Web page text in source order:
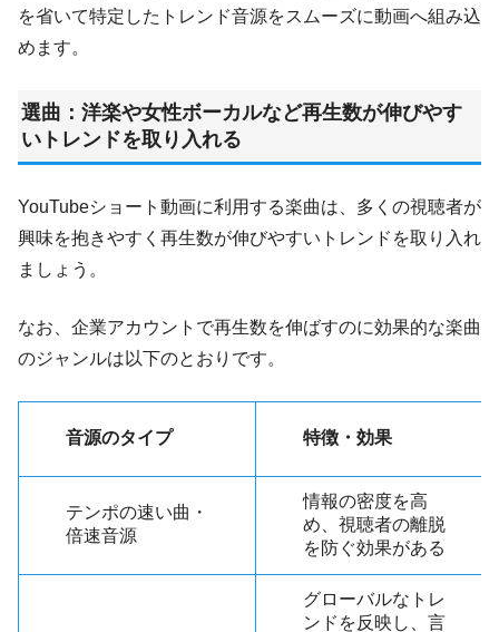
を省いて特定したトレンド音源をスムーズに動画へ組み込
めます。
選曲：洋楽や女性ボーカルなど再生数が伸びやす
いトレンドを取り入れる
YouTubeショート動画に利用する楽曲は、多くの視聴者が
興味を抱きやすく再生数が伸びやすいトレンドを取り入れ
ましょう。
なお、企業アカウントで再生数を伸ばすのに効果的な楽曲
のジャンルは以下のとおりです。
音源のタイプ 特徴・効果
テンポの速い曲・
倍速音源
情報の密度を高
め、視聴者の離脱
を防ぐ効果がある
グローバルなトレ
ンドを反映し、言